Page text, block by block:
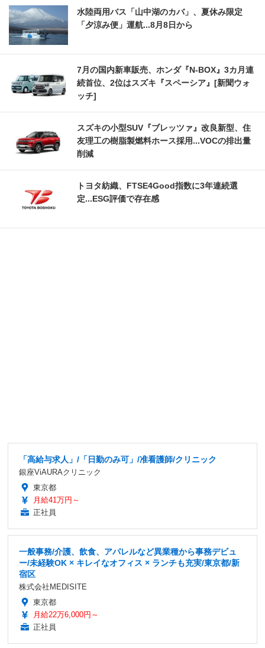
水陸両用バス「山中湖のカバ」、夏休み限定
「夕涼み便」運航...8月8日から
7月の国内新車販売、ホンダ『N-BOX』3カ月連
続首位、2位はスズキ『スペーシア』[新聞ウォ
ッチ]
スズキの小型SUV『ブレッツァ』改良新型、住
友理工の樹脂製燃料ホース採用...VOCの排出量
削減
トヨタ紡織、FTSE4Good指数に3年連続選
定...ESG評価で存在感
「高給与求人」/「日勤のみ可」/准看護師/クリニック
銀座ViAURAクリニック
東京都
月給41万円～
正社員
一般事務/介護、飲食、アパレルなど異業種から事務デビュ
ー/未経験OK × キレイなオフィス × ランチも充実/東京都/新
宿区
株式会社MEDISITE
東京都
月給22万6,000円～
正社員